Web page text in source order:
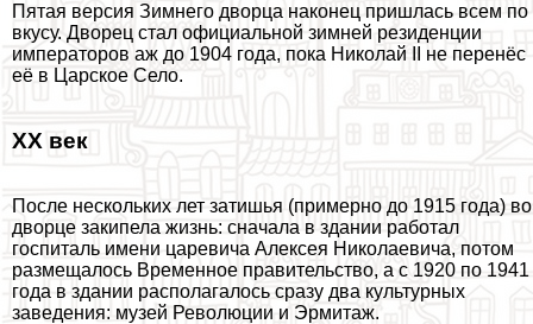
Пятая версия Зимнего дворца наконец пришлась всем по
вкусу. Дворец стал официальной зимней резиденции
императоров аж до 1904 года, пока Николай II не перенёс
её в Царское Село.
XX век
После нескольких лет затишья (примерно до 1915 года) во
дворце закипела жизнь: сначала в здании работал
госпиталь имени царевича Алексея Николаевича, потом
размещалось Временное правительство, а с 1920 по 1941
года в здании располагалось сразу два культурных
заведения: музей Революции и Эрмитаж.